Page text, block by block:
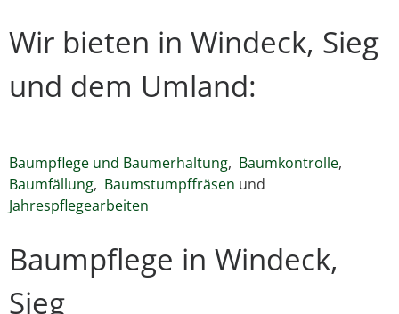
Wir bieten in Windeck, Sieg
und dem Umland:
Baumpflege und Baumerhaltung, Baumkontrolle,
Baumfällung, Baumstumpffräsen und
Jahrespflegearbeiten
Baumpflege in Windeck,
Sieg